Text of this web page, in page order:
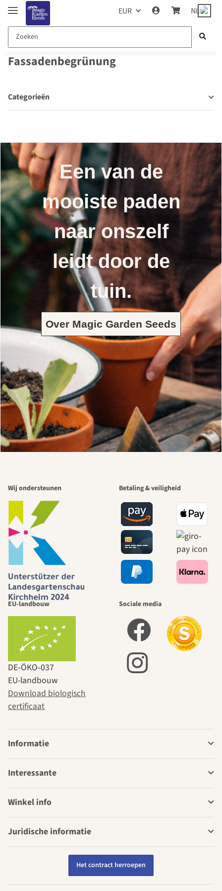
EUR NL
Fassadenbegrünung
Categorieën
Een van de
mooiste paden
naar onszelf
leidt door de
tuin.
Over Magic Garden Seeds
Wij ondersteunen Betaling & veiligheid
EU-landbouw
DE‑ÖKO‑037
EU-landbouw
Download biologisch
certificaat
Sociale media
Informatie
Interessante
Winkel info
Juridische informatie
Het contract herroepen